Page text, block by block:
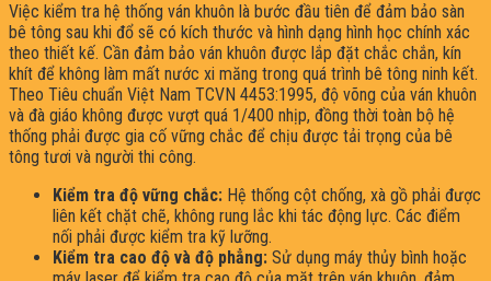
Việc kiểm tra hệ thống ván khuôn là bước đầu tiên để đảm bảo sàn
bê tông sau khi đổ sẽ có kích thước và hình dạng hình học chính xác
theo thiết kế. Cần đảm bảo ván khuôn được lắp đặt chắc chắn, kín
khít để không làm mất nước xi măng trong quá trình bê tông ninh kết.
Theo Tiêu chuẩn Việt Nam TCVN 4453:1995, độ võng của ván khuôn
và đà giáo không được vượt quá 1/400 nhịp, đồng thời toàn bộ hệ
thống phải được gia cố vững chắc để chịu được tải trọng của bê
tông tươi và người thi công.
Kiểm tra độ vững chắc: Hệ thống cột chống, xà gồ phải được
liên kết chặt chẽ, không rung lắc khi tác động lực. Các điểm
nối phải được kiểm tra kỹ lưỡng.
Kiểm tra cao độ và độ phẳng: Sử dụng máy thủy bình hoặc